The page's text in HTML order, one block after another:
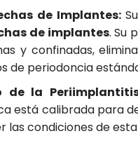
de Implantes:
de implantes. Su
y confinadas,
de periodoncia
de la
está calibrada para
condiciones de